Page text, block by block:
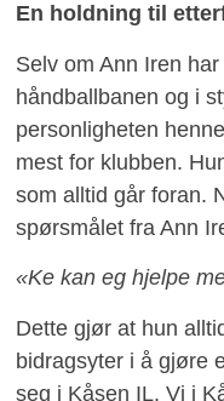
En holdning til
Selv om Ann Iren
håndballbanen og i
personligheten
mest for klubben.
som alltid går foran.
spørsmålet fra Ann
«Ke kan eg hjelpe
Dette gjør at hun
bidragsyter i å gjøre
seg i Kåsen IL. Vi i